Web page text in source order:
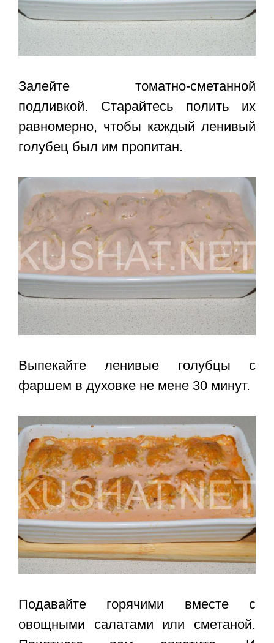
Залейте томатно-сметанной
подливкой. Старайтесь полить их
равномерно, чтобы каждый ленивый
голубец был им пропитан.
Выпекайтеленивые голубцы с
фаршем в духовке не мене 30 минут.
Подавайте горячими вместе с
овощными салатами или сметаной.